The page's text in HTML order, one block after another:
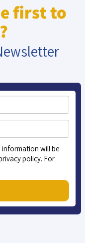
first to
information will be
policy. For